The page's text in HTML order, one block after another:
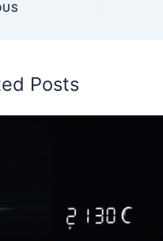
Posts